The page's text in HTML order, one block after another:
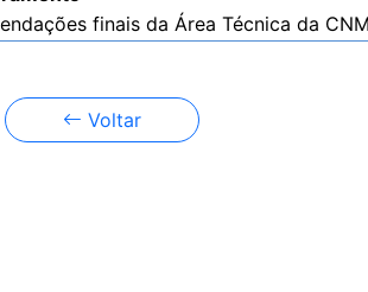
finais da Área Técnica da
Voltar